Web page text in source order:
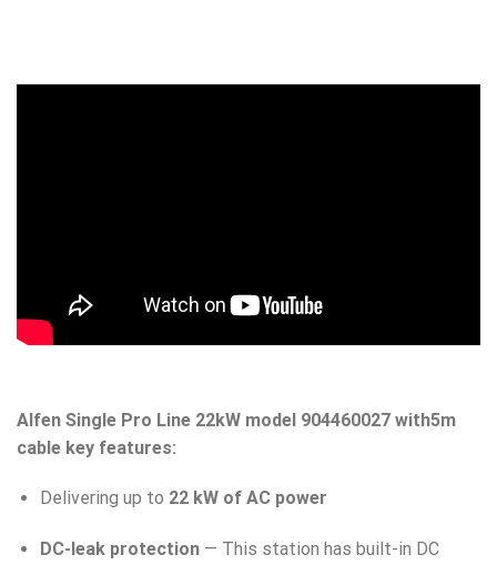
Alfen Single Pro Line 22kW model 904460027 with5m
cable key features:
Delivering up to 22 kW of AC power
DC-leak protection— This station has built-in DC